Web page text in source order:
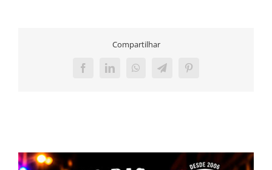
Compartilhar
FacebookLinkedInWhatsAppTelegramPinterest